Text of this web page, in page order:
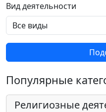
Вид деятельности
Популярные
Религиозные